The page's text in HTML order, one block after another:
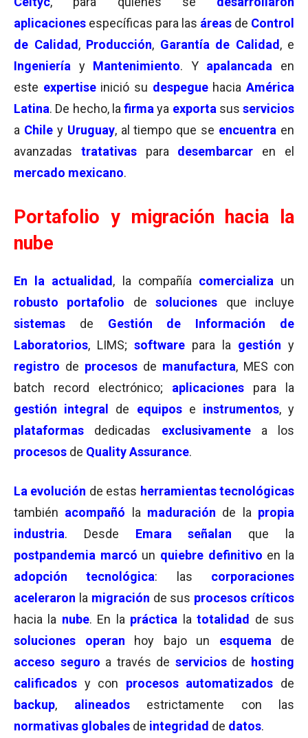
aplicaciones específicas para las áreas de Control
de Calidad , Producción, Garantía de Calidad , e
Ingeniería
y Mantenimiento. Y apalancada
en
este expertise inició su despegue hacia América
Latina. De hecho, la firma ya exporta sus servicios
a Chile y Uruguay, al tiempo que se encuentra en
avanzadas tratativas para desembarcar
en el
mercado mexicano.
Portafolio y migración hacia la
nube
En la actualidad , la compañía comercializa un
robusto portafolio
desoluciones
que incluye
sistemas de Gestión de Información de
Laboratorios, LIMS; software para la gestión y
registro de procesos de manufactura, MES con
batch record electrónico; aplicaciones
para la
gestión integral
de equipos e instrumentos, y
plataformas
dedicadas exclusivamente
a los
procesos de Quality Assurance.
La evolución de estas herramientas tecnológicas
también acompañó la maduración de la propia
industria. Desde Emara señalan
que la
postpandemia marcó un quiebre definitivo en la
adopción tecnológica: las corporaciones
aceleraron la migración de sus procesos críticos
hacia la nube. En la práctica latotalidad
de sus
soluciones
operan hoy bajo un esquema
de
acceso seguro a través de servicios de hosting
calificados y con procesos automatizados de
backup, alineados
estrictamente con las
normativas globales de integridad de datos.